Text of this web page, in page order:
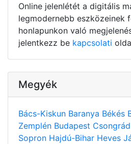
Online jelenlétét a digitális
legmodernebb eszközeinek
honlapunkon való
jelentkezz be kapcsolati
Megyék
Bács-Kiskun Baranya Békés
Zemplén Budapest Csongrád
Sopron Hajdú-Bihar Heves